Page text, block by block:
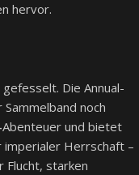
hervor.
Die Annual-
noch
Abenteuer und bietet
imperialer Herrschaft –
Flucht, starken